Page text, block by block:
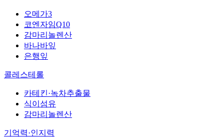
오메가3
코엔자임Q10
감마리놀렌산
바나바잎
은행잎
콜레스테롤
카테킨·녹차추출물
식이섬유
감마리놀렌산
기억력·인지력